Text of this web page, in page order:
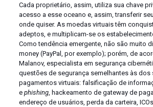
Cada proprietário, assim, utiliza sua chave
acesso a esse oceano e, assim, transferir
onde quiser. As moedas virtuais têm
adeptos, e multiplicam-se os
Como tendência emergente, não são muito
money (PayPal, por exemplo); porém, de
Malanov, especialista em segurança
questões de segurança semelhantes às dos
pagamentos virtuais: falsificação de
e phishing, hackeamento de gateway de
endereço de usuários, perda da carteira,